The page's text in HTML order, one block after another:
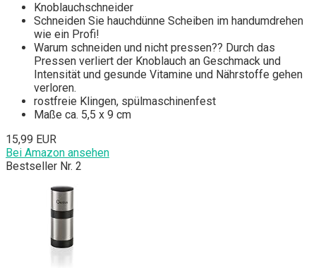
Knoblauchschneider
Schneiden Sie hauchdünne Scheiben im handumdrehen
wie ein Profi!
Warum schneiden und nicht pressen?? Durch das
Pressen verliert der Knoblauch an Geschmack und
Intensität und gesunde Vitamine und Nährstoffe gehen
verloren.
rostfreie Klingen, spülmaschinenfest
Maße ca. 5,5 x 9 cm
15,99 EUR
Bei Amazon ansehen
Bestseller Nr. 2